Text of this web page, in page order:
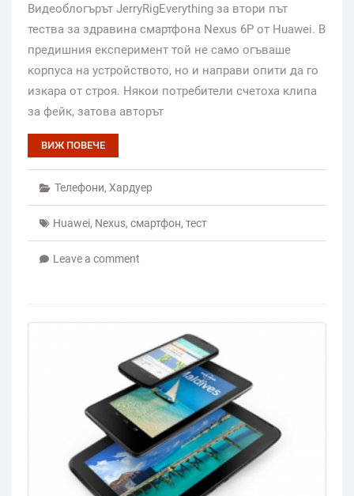
Видеоблогърът JerryRigEverything за втори път
тества за здравина смартфона Nexus 6P от Huawei. В
предишния експеримент той не само огъваше
корпуса на устройството, но и направи опити да го
изкара от строя. Някои потребители счетоха клипа
за фейк, затова авторът
ВИЖ ПОВЕЧЕ
Телефони, Хардуер
Huawei, Nexus, смартфон, тест
Leave a comment